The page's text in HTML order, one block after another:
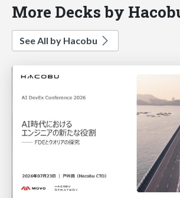
More Decks by
See All by Hacobu